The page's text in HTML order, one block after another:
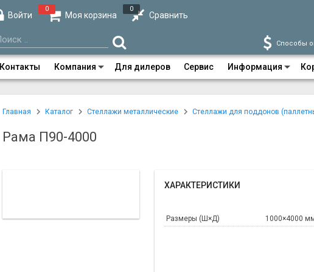
Войти Моя корзина
0
Сравнить
0
Способы
Контакты Компания Для дилеров Сервис Информация
Главная Каталог Стеллажи металлические Стеллажи для поддонов
Рама П90-4000
ХАРАКТЕРИСТИКИ
Размеры (Ш×Д) 1000×4000